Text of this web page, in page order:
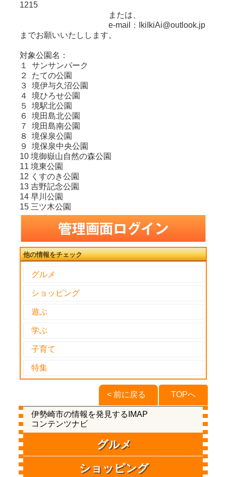
1215
または、
e-mail：IkiIkiAi@outlook.jp
までお願いいたしします。
対象公園名：
１ サンサンパーク
２ たての公園
３ 境伊与久沼公園
４ 境ひろせ公園
５ 境駅北公園
６ 境田島北公園
７ 境田島南公園
８ 境保泉公園
９ 境保泉中央公園
10 境御嶽山自然の森公園
11 境東公園
12 くすのき公園
13 吉野記念公園
14 早川公園
15 三ツ木公園
他の情報をチェック
グルメ
ショッピング
遊ぶ
学ぶ
子育て
特集
TOPへ
< 前に戻る
伊勢崎市の情報を発見するIMAP
コンテンツナビ
グルメ
ショッピング